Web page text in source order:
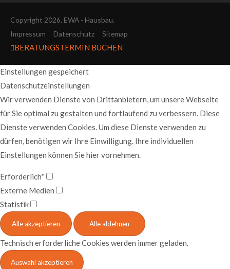
Copyright 2026. EWA - Hausbau.
Impressum
Datenschutz Sitemap
BERATUNGSTERMIN BUCHEN
Einstellungen gespeichert
Datenschutzeinstellungen
Wir verwenden Dienste von Drittanbietern, um unsere Webseite
für Sie optimal zu gestalten und fortlaufend zu verbessern. Diese
Dienste verwenden Cookies. Um diese Dienste verwenden zu
dürfen, benötigen wir Ihre Einwilligung. Ihre individuellen
Einstellungen können Sie hier vornehmen.
Erforderlich*
Externe Medien
Statistik
Technisch erforderliche Cookies werden immer geladen.